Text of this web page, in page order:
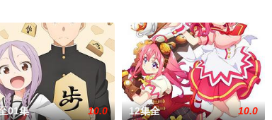
01集 10.0 12集全 10.0